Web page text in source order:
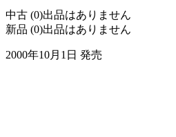
中古 (0)出品はありません
新品 (0)出品はありません
2000年10月1日 発売